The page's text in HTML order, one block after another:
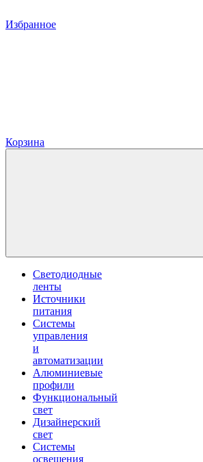
Избранное
Корзина
Светодиодные
ленты
Источники
питания
Системы
управления
и
автоматизации
Алюминиевые
профили
Функциональный
свет
Дизайнерский
свет
Системы
освещения